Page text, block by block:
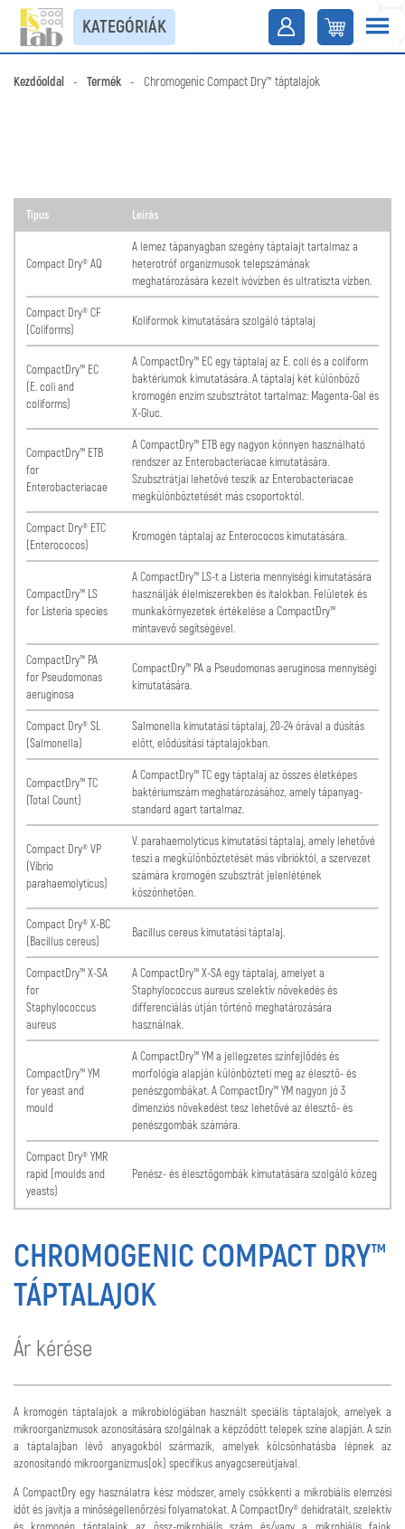
KATEGÓRIÁK
Kezdőoldal - Termék - Chromogenic Compact Dry™ táptalajok
CHROMOGENIC COMPACT DRY™
TÁPTALAJOK
Ár kérése
A kromogén táptalajok a mikrobiológiában használt speciális táptalajok, amelyek a
mikroorganizmusok azonosítására szolgálnak a képződött telepek színe alapján. A szín
a táptalajban lévő anyagokból származik, amelyek kölcsönhatásba lépnek az
azonosítandó mikroorganizmus(ok) specifikus anyagcsereútjaival.
A CompactDry egy használatra kész módszer, amely csökkenti a mikrobiális elemzési
időt és javítja a minőségellenőrzési folyamatokat. A CompactDry® dehidratált, szelektív
Típus Leírás
Compact Dry® AQ
A lemez tápanyagban szegény táptalajt tartalmaz a
heterotróf organizmusok telepszámának
meghatározására kezelt ivóvízben és ultratiszta vízben.
Compact Dry® CF
(Coliforms)
Koliformok kimutatására szolgáló táptalaj
CompactDry™ EC
(E. coli and
coliforms)
A CompactDry™ EC egy táptalaj az E. coli és a coliform
baktériumok kimutatására. A táptalaj két különböző
kromogén enzim szubsztrátot tartalmaz: Magenta-Gal és
X-Gluc.
CompactDry™ ETB
for
Enterobacteriacae
A CompactDry™ ETB egy nagyon könnyen használható
rendszer az Enterobacteriacae kimutatására.
Szubsztrátjai lehetővé teszik az Enterobacteriacae
megkülönböztetését más csoportoktól.
Compact Dry® ETC
(Enterococos)
Kromogén táptalaj az Enterococos kimutatására.
CompactDry™ LS
for Listeria species
A CompactDry™ LS-t a Listeria mennyiségi kimutatására
használják élelmiszerekben és italokban. Felületek és
munkakörnyezetek értékelése a CompactDry™
mintavevő segítségével.
CompactDry™ PA
for Pseudomonas
aeruginosa
CompactDry™ PA a Pseudomonas aeruginosa mennyiségi
kimutatására.
Compact Dry® SL
(Salmonella)
Salmonella kimutatási táptalaj, 20-24 órával a dúsítás
előtt, elődúsítási táptalajokban.
CompactDry™ TC
(Total Count)
A CompactDry™ TC egy táptalaj az összes életképes
baktériumszám meghatározásához, amely tápanyag-
standard agart tartalmaz.
Compact Dry® VP
(Vibrio
parahaemolyticus)
V. parahaemolyticus kimutatási táptalaj, amely lehetővé
teszi a megkülönböztetését más vibrióktól, a szervezet
számára kromogén szubsztrát jelenlétének
köszönhetően.
Compact Dry® X-BC
(Bacillus cereus)
Bacillus cereus kimutatási táptalaj.
CompactDry™ X-SA
for
Staphylococcus
aureus
A CompactDry™ X-SA egy táptalaj, amelyet a
Staphylococcus aureus szelektív növekedés és
differenciálás útján történő meghatározására
használnak.
CompactDry™ YM
for yeast and
mould
A CompactDry™ YM a jellegzetes színfejlődés és
morfológia alapján különbözteti meg az élesztő- és
penészgombákat. A CompactDry™ YM nagyon jó 3
dimenziós növekedést tesz lehetővé az élesztő- és
penészgombák számára.
Compact Dry® YMR
rapid (moulds and
yeasts)
Penész- és élesztőgombák kimutatására szolgáló közeg